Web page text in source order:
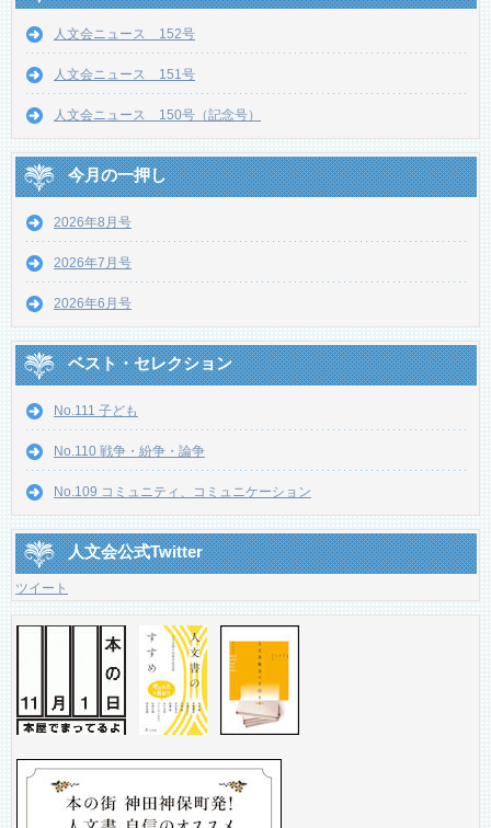
人文会ニュース 152号
人文会ニュース 151号
人文会ニュース 150号（記念号）
今月の一押し
2026年8月号
2026年7月号
2026年6月号
ベスト・セレクション
No.111 子ども
No.110 戦争・紛争・論争
No.109 コミュニティ、コミュニケーション
人文会公式Twitter
ツイート